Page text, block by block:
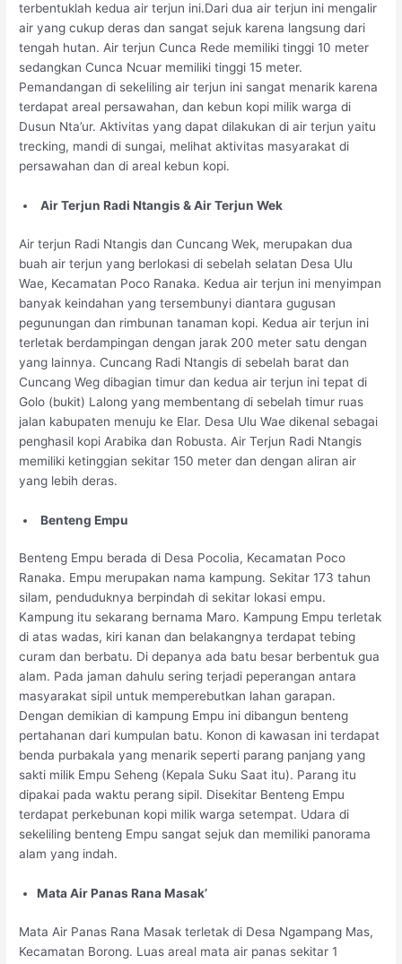
terbentuklah kedua air terjun ini.Dari dua air terjun ini mengalir
air yang cukup deras dan sangat sejuk karena langsung dari
tengah hutan. Air terjun Cunca Rede memiliki tinggi 10 meter
sedangkan Cunca Ncuar memiliki tinggi 15 meter.
Pemandangan di sekeliling air terjun ini sangat menarik karena
terdapat areal persawahan, dan kebun kopi milik warga di
Dusun Nta’ur. Aktivitas yang dapat dilakukan di air terjun yaitu
trecking, mandi di sungai, melihat aktivitas masyarakat di
persawahan dan di areal kebun kopi.
Air Terjun Radi Ntangis & Air Terjun Wek
Air terjun Radi Ntangis dan Cuncang Wek, merupakan dua
buah air terjun yang berlokasi di sebelah selatan Desa Ulu
Wae, Kecamatan Poco Ranaka. Kedua air terjun ini menyimpan
banyak keindahan yang tersembunyi diantara gugusan
pegunungan dan rimbunan tanaman kopi. Kedua air terjun ini
terletak berdampingan dengan jarak 200 meter satu dengan
yang lainnya. Cuncang Radi Ntangis di sebelah barat dan
Cuncang Weg dibagian timur dan kedua air terjun ini tepat di
Golo (bukit) Lalong yang membentang di sebelah timur ruas
jalan kabupaten menuju ke Elar. Desa Ulu Wae dikenal sebagai
penghasil kopi Arabika dan Robusta. Air Terjun Radi Ntangis
memiliki ketinggian sekitar 150 meter dan dengan aliran air
yang lebih deras.
Benteng Empu
Benteng Empu berada di Desa Pocolia, Kecamatan Poco
Ranaka. Empu merupakan nama kampung. Sekitar 173 tahun
silam, penduduknya berpindah di sekitar lokasi empu.
Kampung itu sekarang bernama Maro. Kampung Empu terletak
di atas wadas, kiri kanan dan belakangnya terdapat tebing
curam dan berbatu. Di depanya ada batu besar berbentuk gua
alam. Pada jaman dahulu sering terjadi peperangan antara
masyarakat sipil untuk memperebutkan lahan garapan.
Dengan demikian di kampung Empu ini dibangun benteng
pertahanan dari kumpulan batu. Konon di kawasan ini terdapat
benda purbakala yang menarik seperti parang panjang yang
sakti milik Empu Seheng (Kepala Suku Saat itu). Parang itu
dipakai pada waktu perang sipil. Disekitar Benteng Empu
terdapat perkebunan kopi milik warga setempat. Udara di
sekeliling benteng Empu sangat sejuk dan memiliki panorama
alam yang indah.
Mata Air Panas Rana Masak’
Mata Air Panas Rana Masak terletak di Desa Ngampang Mas,
Kecamatan Borong. Luas areal mata air panas sekitar 1